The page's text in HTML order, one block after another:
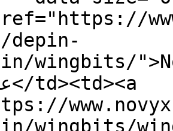
depin-
wingbits/
wingbits/